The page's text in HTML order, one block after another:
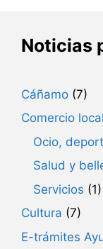
Noticias
Cáñamo (7)
Comercio local
Ocio,
Salud y
Servicios (1)
Cultura (7)
E-trámites